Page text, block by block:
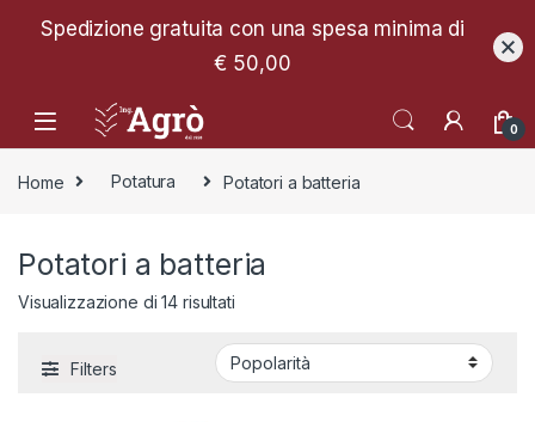
0
Home Potatura Potatori a batteria
Potatori a batteria
Visualizzazione di 14 risultatiPopolarità
Filters
Spedizione gratuita con una spesa minima di
€ 50,00